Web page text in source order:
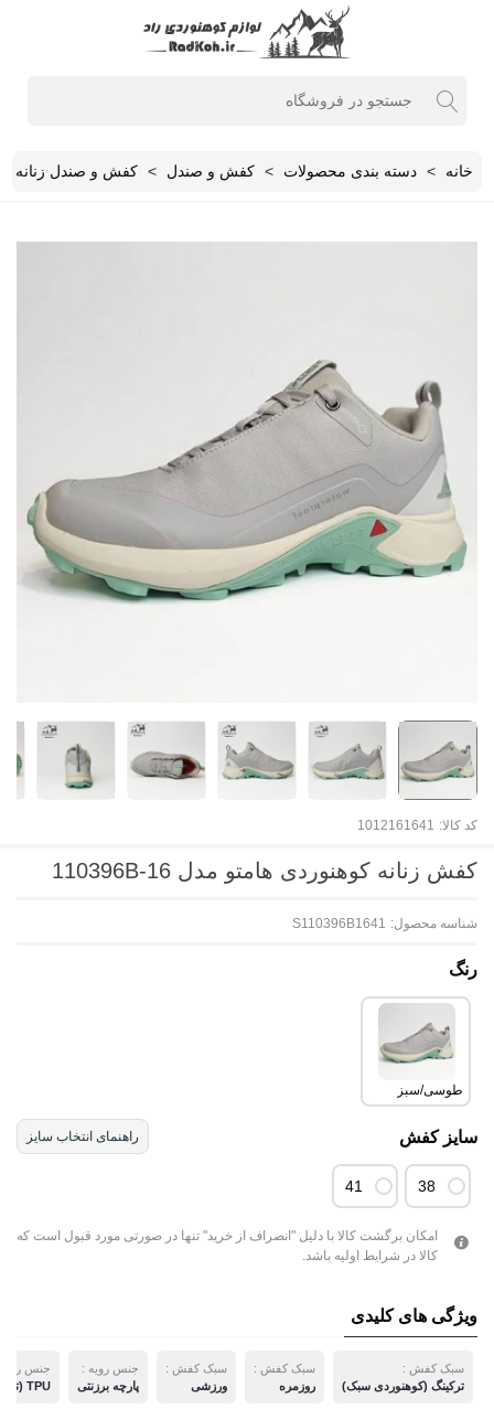
خانه > دسته بندی محصولات > کفش و صندل > کفش و صندل زنانه
کد کالا: 1012161641
کفش زنانه کوهنوردی هامتو مدل 110396B-16
شناسه محصول: S110396B1641
رنگ
طوسی/سبز
سایز کفش راهنمای انتخاب سایز
38
41
امکان برگشت کالا با دلیل "انصراف از خرید" تنها در صورتی مورد قبول است که
کالا در شرایط اولیه باشد.
ویژگی های کلیدی
سبک کفش :
ترکینگ (کوهنوردی سبک)
سبک کفش :
روزمره
سبک کفش :
ورزشی
جنس رویه :
پارچه برزنتی
جنس
TPU (ترمو پلاستیک پلی اورتان)